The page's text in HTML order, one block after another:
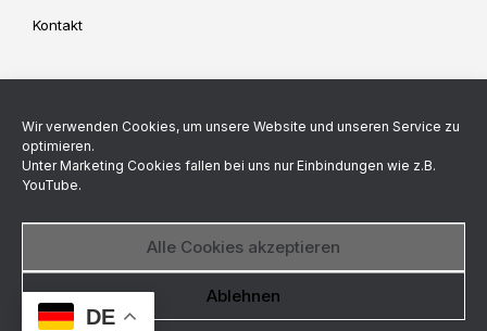
Wir verwenden Cookies, um unsere Website und unseren Service zu
optimieren.
Unter Marketing Cookies fallen bei uns nur Einbindungen wie z.B.
YouTube.
Alle Cookies akzeptieren
Ablehnen
Kontakt
Datenschutz
Cookie-Richtlinie (EU)
Backend made by
Ein Theme vonSiteOrigin
DE